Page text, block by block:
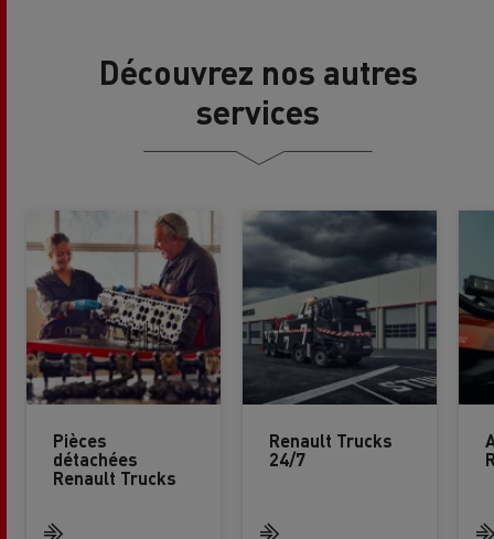
Découvrez nos autres
services
Pièces
détachées
Renault Trucks
Renault Trucks
24/7